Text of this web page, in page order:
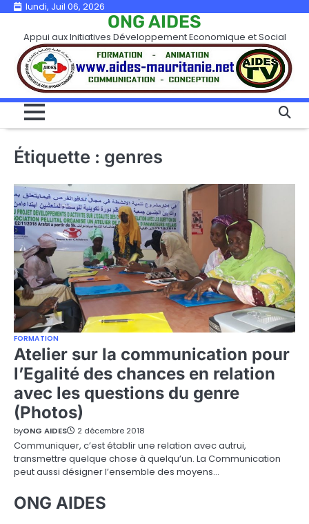
Skip
content
lundi, Juil 06, 2026
ONG AIDES
Appui aux Initiatives Développement Economique et Social
Étiquette : genres
FORMATION
Atelier sur la communication pour
l’Egalité des chances en relation
avec les questions du genre
(Photos)
byONG AIDES 2 décembre 2018
Communiquer, c’est établir une relation avec autrui,
transmettre quelque chose à quelqu’un. La Communication
peut aussi désigner l’ensemble des moyens…
ONG AIDES